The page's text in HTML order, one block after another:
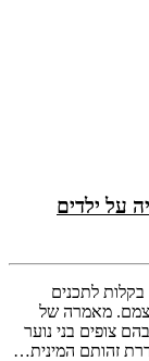
על ילדים
בקלות לתכנים
מאמרה של
צופים בני נוער
זהותם המינית…